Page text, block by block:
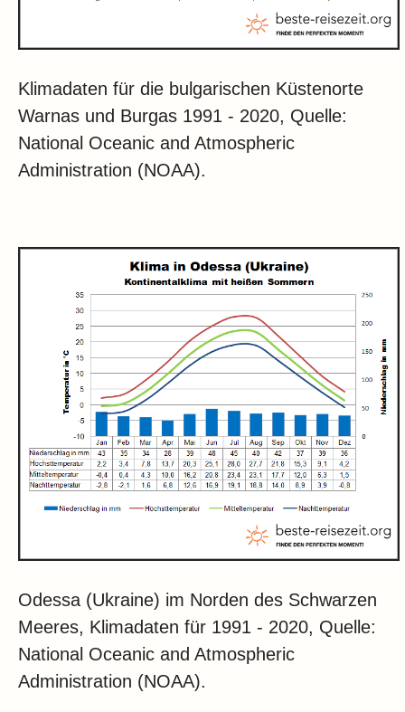
Klimadaten für die bulgarischen Küstenorte
Warnas und Burgas 1991 - 2020, Quelle:
National Oceanic and Atmospheric
Administration (NOAA).
Odessa (Ukraine) im Norden des Schwarzen
Meeres, Klimadaten für 1991 - 2020, Quelle:
National Oceanic and Atmospheric
Administration (NOAA).